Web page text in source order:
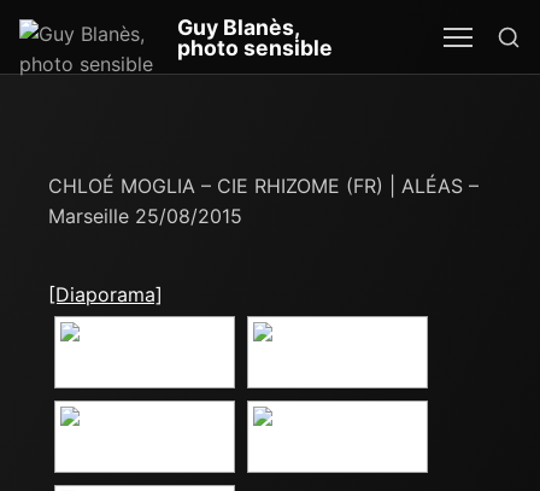
Guy Blanès,
photo sensible
CHLOÉ MOGLIA – CIE RHIZOME (FR) | ALÉAS –
Marseille 25/08/2015
[Diaporama]